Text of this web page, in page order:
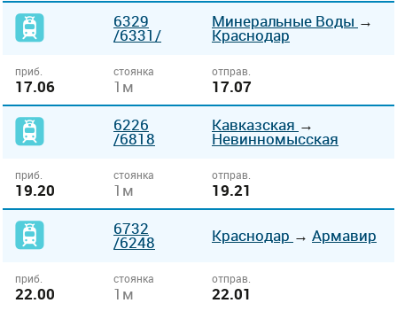
6329
/6331/
Минеральные Воды →
Краснодар
приб.
17.06
стоянка
1м
отправ.
17.07
6226
/6818
Кавказская →
Невинномысская
приб.
19.20
стоянка
1м
отправ.
19.21
6732
/6248 Краснодар → Армавир
приб.
22.00
стоянка
1м
отправ.
22.01